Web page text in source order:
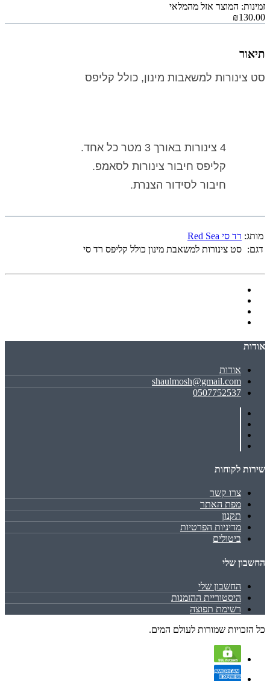
זמינות: המוצר אזל מהמלאי
₪130.00
תיאור
סט צינורות למשאבות מינון, כולל קליפס
4 צינורות באורך 3 מטר כל אחד.
קליפס חיבור צינורות לסאמפ.
חיבור לסידור הצנרת.
מותג: רד סי Red Sea
דגם: סט צינורות למשאבת מינון כולל קליפס רד סי
אודות
אודות
shaulmosh@gmail.com
0507752537
שירות לקוחות
צרו קשר
מפת האתר
תקנון
מדיניות הפרטיות
ביטולים
החשבון שלי
החשבון שלי
היסטוריית ההזמנות
רשימת תפוצה
כל הזכויות שמורות לעולם המים.